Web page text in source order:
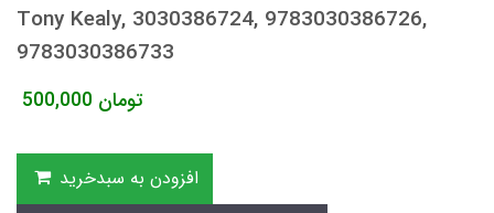
Tony Kealy, 3030386724, 9783030386726,
9783030386733
500,000 تومان
افزودن به سبدخرید